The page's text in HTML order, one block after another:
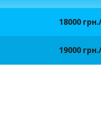
18000
19000